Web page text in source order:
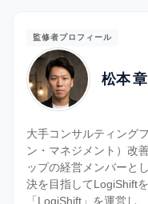
監修者プロフィール
松本 章
大手コンサルティング
ン・マネジメント）改
ップの経営メンバーと
決を目指してLogiShift
「LogiShift」を運営し